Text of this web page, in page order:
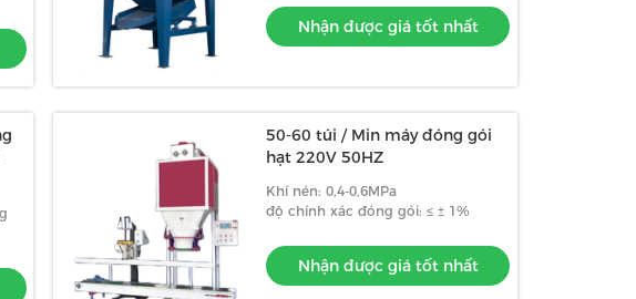
Nhận được giá tốt nhất
50-60 túi / Min máy đóng gói
hạt 220V 50HZ
Khí nén: 0,4-0,6MPa
độ chính xác đóng gói: ≤ ± 1%
Nhận được giá tốt nhất